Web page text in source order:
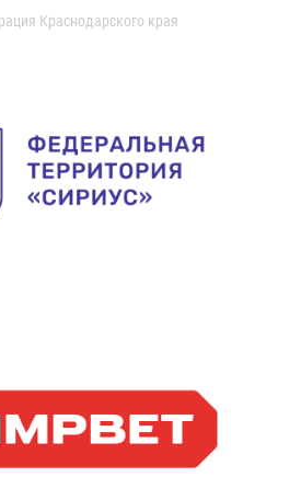
Краснодарского края